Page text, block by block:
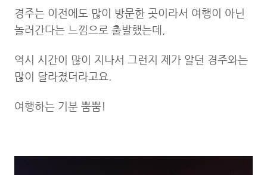
경주는 이전에도 많이 방문한 곳이라서 여행이 아닌
놀러간다는 느낌으로 출발했는데,
역시 시간이 많이 지나서 그런지 제가 알던 경주와는
많이 달라졌더라고요.
여행하는 기분 뿜뿜!